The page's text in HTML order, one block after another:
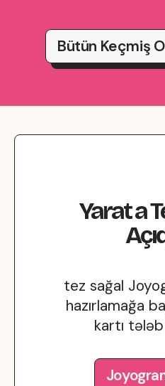
Bütün Keçmiş
Yarata
tez sağal
hazırlamağa
kartı